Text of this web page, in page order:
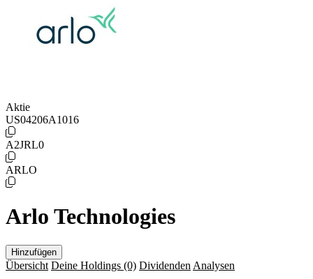
Aktie
US04206A1016
A2JRL0
ARLO
Arlo Technologies
Hinzufügen
Übersicht Deine Holdings (0) Dividenden Analysen